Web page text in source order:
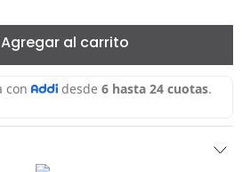
Agregar al carrito